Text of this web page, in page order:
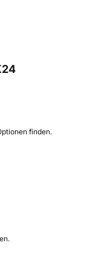
finden.